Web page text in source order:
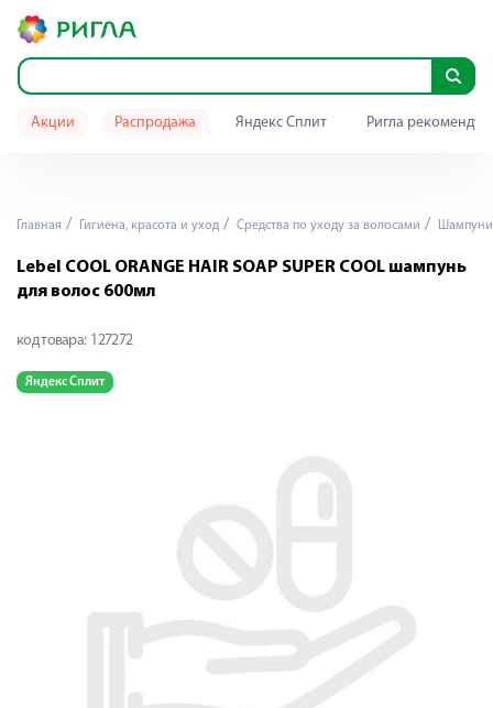
Акции Распродажа Яндекс Сплит Ригла
Главная Гигиена, красота и уход Средства по уходу за волосами Шампуни
Lebel COOL ORANGE HAIR SOAP SUPER COOL шампунь
для волос 600мл
код товара: 127272
Яндекс Сплит